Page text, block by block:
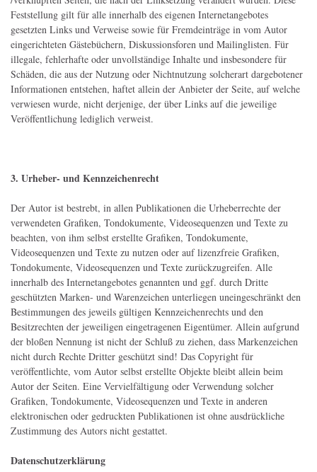
Feststellung gilt für alle innerhalb des eigenen Internetangebotes
gesetzten Links und Verweise sowie für Fremdeinträge in vom Autor
eingerichteten Gästebüchern, Diskussionsforen und Mailinglisten. Für
illegale, fehlerhafte oder unvollständige Inhalte und insbesondere für
Schäden, die aus der Nutzung oder Nichtnutzung solcherart dargebotener
Informationen entstehen, haftet allein der Anbieter der Seite, auf welche
verwiesen wurde, nicht derjenige, der über Links auf die jeweilige
Veröffentlichung lediglich verweist.
3. Urheber- und Kennzeichenrecht
Der Autor ist bestrebt, in allen Publikationen die Urheberrechte der
verwendeten Grafiken, Tondokumente, Videosequenzen und Texte zu
beachten, von ihm selbst erstellte Grafiken, Tondokumente,
Videosequenzen und Texte zu nutzen oder auf lizenzfreie Grafiken,
Tondokumente, Videosequenzen und Texte zurückzugreifen. Alle
innerhalb des Internetangebotes genannten und ggf. durch Dritte
geschützten Marken- und Warenzeichen unterliegen uneingeschränkt den
Bestimmungen des jeweils gültigen Kennzeichenrechts und den
Besitzrechten der jeweiligen eingetragenen Eigentümer. Allein aufgrund
der bloßen Nennung ist nicht der Schluß zu ziehen, dass Markenzeichen
nicht durch Rechte Dritter geschützt sind! Das Copyright für
veröffentlichte, vom Autor selbst erstellte Objekte bleibt allein beim
Autor der Seiten. Eine Vervielfältigung oder Verwendung solcher
Grafiken, Tondokumente, Videosequenzen und Texte in anderen
elektronischen oder gedruckten Publikationen ist ohne ausdrückliche
Zustimmung des Autors nicht gestattet.
Datenschutzerklärung